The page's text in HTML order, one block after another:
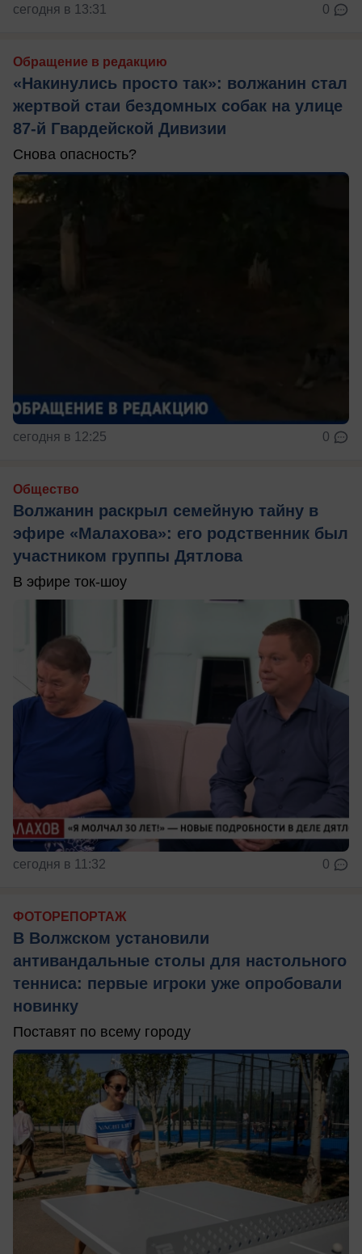
сегодня в 13:31 0
Обращение в редакцию
«Накинулись просто так»: волжанин стал
жертвой стаи бездомных собак на улице
87-й Гвардейской Дивизии
Снова опасность?
сегодня в 12:25 0
Общество
Волжанин раскрыл семейную тайну в
эфире «Малахова»: его родственник был
участником группы Дятлова
В эфире ток-шоу
сегодня в 11:32 0
ФОТОРЕПОРТАЖ
В Волжском установили
антивандальные столы для настольного
тенниса: первые игроки уже опробовали
новинку
Поставят по всему городу